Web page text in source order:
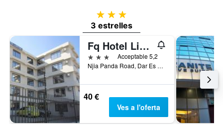
3 estrelles
3 estrelles
Fq Hotel Limited
3 estrellesAcceptable 5,2
Njia Panda Road, Dar Es Salaam, Tanzània
40 €
Ves a l'oferta